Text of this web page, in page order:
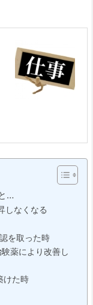
…
しなくなる
を取った時
薬により改善し
けた時